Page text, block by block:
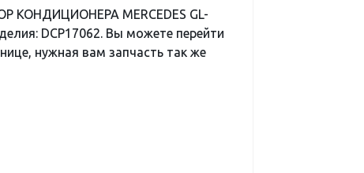
КОНДИЦИОНЕРА MERCEDES GL-
DCP17062. Вы можете перейти
нужная вам запчасть так же